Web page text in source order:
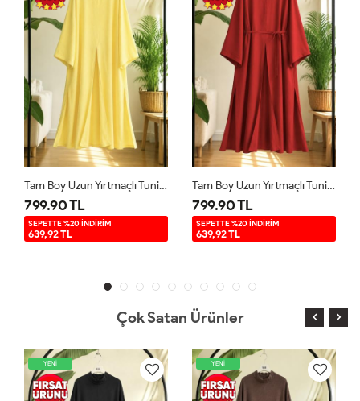
Tam Boy Uzun Yırtmaçlı Tunik Sarı YR9580
799.90 TL
SEPETTE %20 İNDİRİM
639,92 TL
Tam Boy Uzun Yırtmaçlı Tunik Kırmızı YR9580
799.90 TL
SEPETTE %20 İNDİRİM
639,92 TL
Çok Satan Ürünler
YENİ YENİ